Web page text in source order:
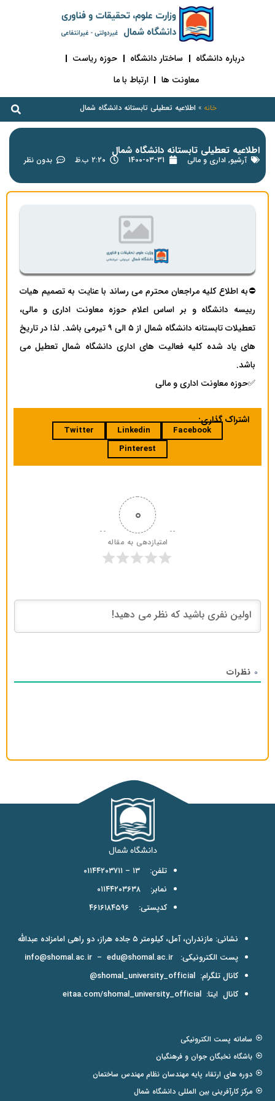
درباره دانشگاه ساختار دانشگاه
حوزه ریاست
معاونت ها
ارتباط با ما
خانه » اطلاعیه تعطیلی تابستانه دانشگاه شمال
اطلاعیه تعطیلی تابستانه دانشگاه شمال
آرشیو, اداری و مالی 1400-03-31 2:20 ب.ظ بدون نظر
⛔️به اطلاع کلیه مراجعان محترم می رساند با عنایت به تصمیم هیات
رییسه دانشگاه و بر اساس اعلام حوزه معاونت اداری و مالی،
تعطیلات تابستانه دانشگاه شمال از ۵ الی ۹ تیرمی باشد. لذا در تاریخ
های یاد شده کلیه فعالیت های اداری دانشگاه شمال تعطیل می
باشد.
✅حوزه معاونت اداری و مالی
اشتراک گذاری:
Facebook
Linkedin
Twitter
Pinterest
0
امتیازدهی به مقاله
0 نظرات
تلفن: ۱۳ – ۰۱۱۴۴۲۰۳۷۱۱
نمابر: ۰۱۱۴۴۲۰۳۶۳۸
کدپستی: ۴۶۱۶۱۸۴۵۹۶
نشانی: مازندران، آمل، کیلومتر ۵ جاده هراز، دو راهی امامزاده عبدالله
پست الکترونیکی:
info@shomal.ac.ir – edu@shomal.ac.ir
کانال تلگرام: shomal_university_official@
کانال ایتا: eitaa.com/shomal_university_official
سامانه پست الکترونیکی
باشگاه نخبگان جوان و فرهنگیان
دوره های ارتقاء پایه مهندسان نظام مهندس ساختمان
مرکز کارآفرینی بین المللی دانشگاه شمال